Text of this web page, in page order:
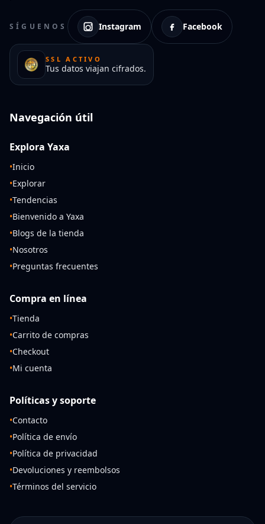
SÍGUENOS Instagram Facebook
SSL ACTIVO
Tus datos viajan cifrados.
Navegación útil
Explora Yaxa
•Inicio
•Explorar
•Tendencias
•Bienvenido a Yaxa
•Blogs de la tienda
•Nosotros
•Preguntas frecuentes
Compra en línea
•Tienda
•Carrito de compras
•Checkout
•Mi cuenta
Políticas y soporte
•Contacto
•Política de envío
•Política de privacidad
•Devoluciones y reembolsos
•Términos del servicio